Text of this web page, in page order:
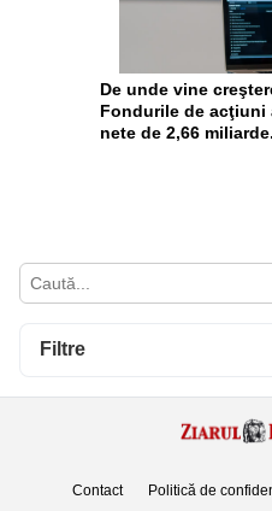
Filtre
De unde vine
Fondurile de acţiuni
nete de 2,66
Contact Politică de